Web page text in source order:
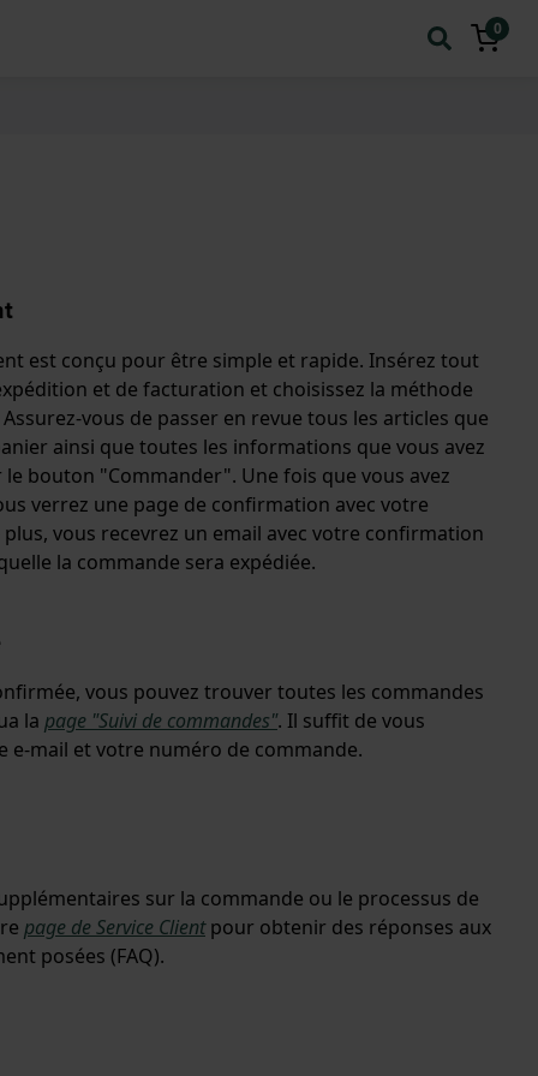
0
est conçu pour être simple et rapide. Insérez tout
et de facturation et choisissez la méthode
vous de passer en revue tous les articles que
ainsi que toutes les informations que vous avez
bouton "Commander". Une fois que vous avez
verrez une page de confirmation avec votre
vous recevrez un email avec votre confirmation
la commande sera expédiée.
vous pouvez trouver toutes les commandes
la page "Suivi de commandes". Il suffit de vous
e-mail et votre numéro de commande.
sur la commande ou le processus de
page de Service Clientpour obtenir des réponses aux
posées (FAQ).